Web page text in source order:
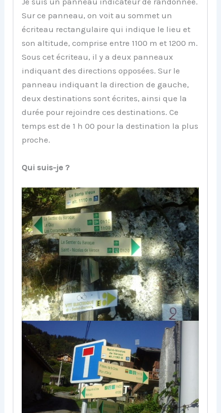
Sur ce panneau, on voit au sommet un
écriteau rectangulaire qui indique le lieu et
son altitude, comprise entre 1100 m et 1200 m.
Sous cet écriteau, il y a deux panneaux
indiquant des directions opposées. Sur le
panneau indiquant la direction de gauche,
deux destinations sont écrites, ainsi que la
durée pour rejoindre ces destinations. Ce
temps est de 1 h 00 pour la destination la plus
proche.
Qui suis-je ?